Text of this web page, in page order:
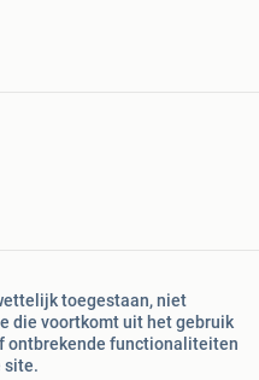
toegestaan, niet
die voortkomt uit het gebruik
ontbrekende functionaliteiten
site.